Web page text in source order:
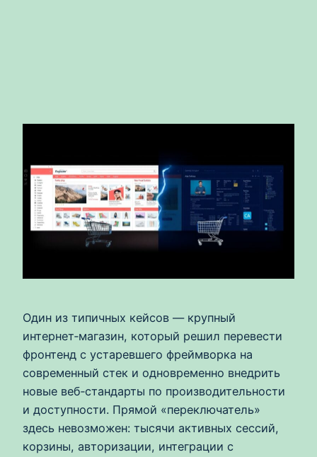
Один из типичных кейсов — крупный
интернет‑магазин, который решил перевести
фронтенд с устаревшего фреймворка на
современный стек и одновременно внедрить
новые веб‑стандарты по производительности
и доступности. Прямой «переключатель»
здесь невозможен: тысячи активных сессий,
корзины, авторизации, интеграции с